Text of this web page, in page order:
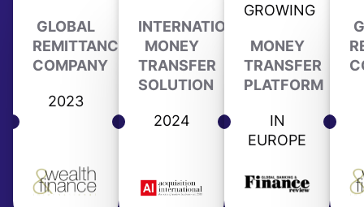
GLOBAL
REMITTANCE
COMPANY
2023
INTERNATIONAL
MONEY
TRANSFER
SOLUTION
2024
GROWING
MONEY
TRANSFER
PLATFORM
IN
EUROPE